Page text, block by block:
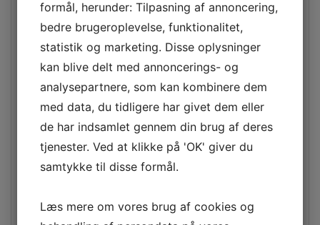
januar 2023
december 2022
november 2022
oktober 2022
formål, herunder: Tilpasning af annoncering,
bedre brugeroplevelse, funktionalitet,
statistik og marketing. Disse oplysninger
kan blive delt med annoncerings- og
analysepartnere, som kan kombinere dem
med data, du tidligere har givet dem eller
de har indsamlet gennem din brug af deres
tjenester. Ved at klikke på 'OK' giver du
samtykke til disse formål.
Læs mere om vores brug af cookies og